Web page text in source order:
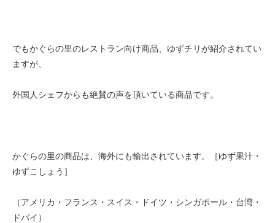
でもかぐらの里のレストラン向け商品、ゆずチリが紹介されてい
ますが、
外国人シェフからも絶賛の声を頂いている商品です。
かぐらの里の商品は、海外にも輸出されています。［ゆず果汁・
ゆずこしょう］
（アメリカ・フランス・スイス・ドイツ・シンガポール・台湾・
ドバイ）